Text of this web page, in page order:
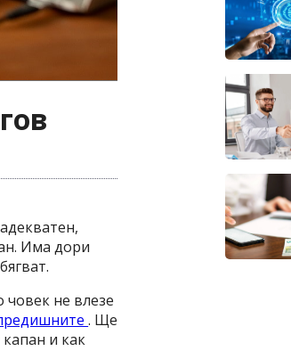
Има дори
човек не влезе
. Ще
и как